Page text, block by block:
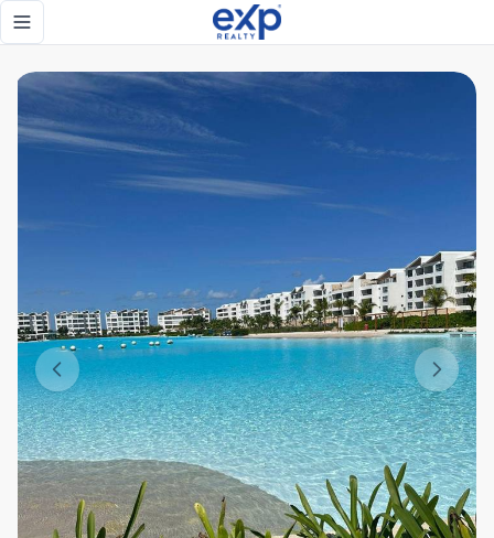
Toggle navigation menu
Exclusivo Apartamento Tipo Resort en Punta Cana con